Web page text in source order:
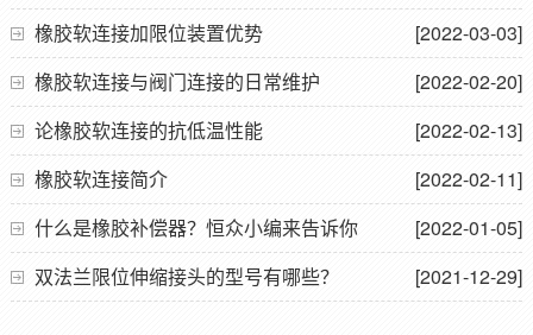
[2022-03-03]
橡胶软连接加限位装置优势
[2022-02-20]
橡胶软连接与阀门连接的日常维护
[2022-02-13]
论橡胶软连接的抗低温性能
[2022-02-11]
橡胶软连接简介
[2022-01-05]
什么是橡胶补偿器？恒众小编来告诉你
[2021-12-29]
双法兰限位伸缩接头的型号有哪些？